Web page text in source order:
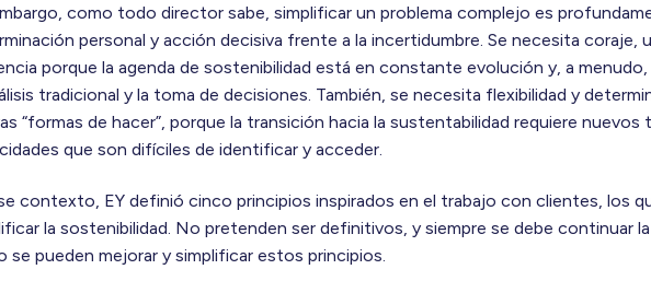
como todo director sabe, simplificar un problema complejo es
personal y acción decisiva frente a la incertidumbre. Se necesita coraje,
porque la agenda de sostenibilidad está en constante evolución y, a
tradicional y la toma de decisiones. También, se necesita flexibilidad y
“formas de hacer”, porque la transición hacia la sustentabilidad requiere
que son difíciles de identificar y acceder.
contexto, EY definió cinco principios inspirados en el trabajo con clientes, los
la sostenibilidad. No pretenden ser definitivos, y siempre se debe continuar
se pueden mejorar y simplificar estos principios.